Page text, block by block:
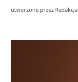
utworzone przez Redakcja